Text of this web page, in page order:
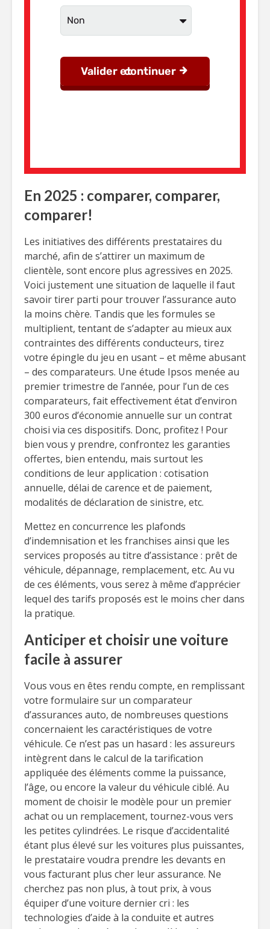
En 2025 : comparer, comparer,
comparer!
Les initiatives des différents prestataires du
marché, afin de s’attirer un maximum de
clientèle, sont encore plus agressives en 2025.
Voici justement une situation de laquelle il faut
savoir tirer parti pour trouver l’assurance auto
la moins chère. Tandis que les formules se
multiplient, tentant de s’adapter au mieux aux
contraintes des différents conducteurs, tirez
votre épingle du jeu en usant – et même abusant
– des comparateurs. Une étude Ipsos menée au
premier trimestre de l’année, pour l’un de ces
comparateurs, fait effectivement état d’environ
300 euros d’économie annuelle sur un contrat
choisi via ces dispositifs. Donc, profitez ! Pour
bien vous y prendre, confrontez les garanties
offertes, bien entendu, mais surtout les
conditions de leur application : cotisation
annuelle, délai de carence et de paiement,
modalités de déclaration de sinistre, etc.
Mettez en concurrence les plafonds
d’indemnisation et les franchises ainsi que les
services proposés au titre d’assistance : prêt de
véhicule, dépannage, remplacement, etc. Au vu
de ces éléments, vous serez à même d’apprécier
lequel des tarifs proposés est le moins cher dans
la pratique.
Anticiper et choisir une voiture
facile à assurer
Vous vous en êtes rendu compte, en remplissant
votre formulaire sur un comparateur
d’assurances auto, de nombreuses questions
concernaient les caractéristiques de votre
véhicule. Ce n’est pas un hasard : les assureurs
intègrent dans le calcul de la tarification
appliquée des éléments comme la puissance,
l’âge, ou encore la valeur du véhicule ciblé. Au
moment de choisir le modèle pour un premier
achat ou un remplacement, tournez-vous vers
les petites cylindrées. Le risque d’accidentalité
étant plus élevé sur les voitures plus puissantes,
le prestataire voudra prendre les devants en
vous facturant plus cher leur assurance. Ne
cherchez pas non plus, à tout prix, à vous
équiper d’une voiture dernier cri : les
technologies d’aide à la conduite et autres